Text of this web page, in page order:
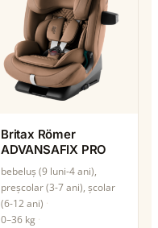
Britax Römer
ADVANSAFIX PRO
bebeluș (9 luni-4 ani),
preșcolar (3-7 ani), școlar
(6-12 ani)
0–36 kg